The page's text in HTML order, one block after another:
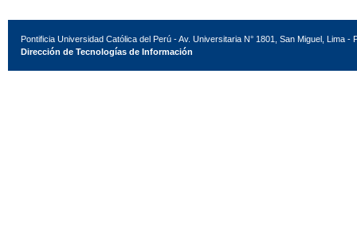
Pontificia Universidad Católica del Perú - Av. Universitaria N° 1801, San Miguel, Lima -
Dirección de Tecnologías de Información